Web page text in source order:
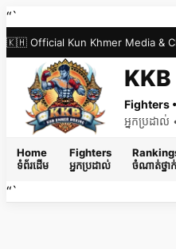
Skip
to
content
“`
🇰🇭 Official Kun Khmer Media & Club |
Fighters
អ្នកប្រដាល់
Home
ទំព័រដើម
Fighters
អ្នកប្រដាល់
ចំណាត់ថ្នាក់
“`